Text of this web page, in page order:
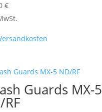
€
mehrere
auf.
Optionen
Guards MX-5